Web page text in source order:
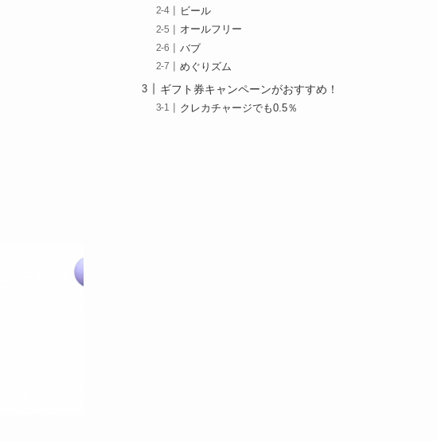
ビール
オールフリー
バブ
めぐりズム
ギフト券キャンペーンがおすすめ！
クレカチャージでも0.5％